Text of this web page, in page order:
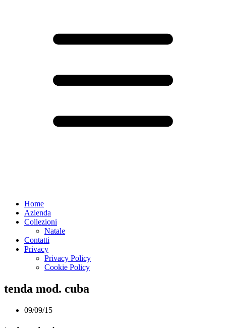
Home
Azienda
Collezioni
Natale
Contatti
Privacy
Privacy Policy
Cookie Policy
tenda mod. cuba
09/09/15